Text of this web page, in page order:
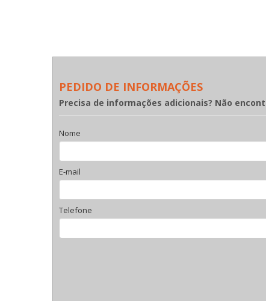
PEDIDO DE INFORMAÇÕES
Precisa de informações adicionais? Não
Nome
E-mail
Telefone